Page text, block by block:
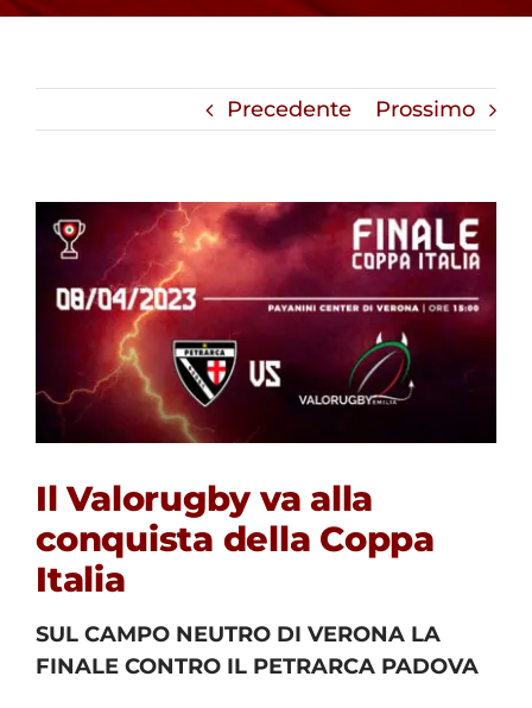
Precedente Prossimo
Il Valorugby va alla
conquista della Coppa
Italia
SUL CAMPO NEUTRO DI VERONA LA
FINALE CONTRO IL PETRARCA PADOVA